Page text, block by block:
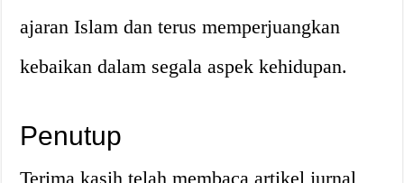
ajaran Islam dan terus memperjuangkan
kebaikan dalam segala aspek kehidupan.
Penutup
Terima kasih telah membaca artikel jurnal